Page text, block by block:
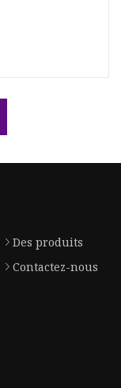
Des produits
Contactez-nous